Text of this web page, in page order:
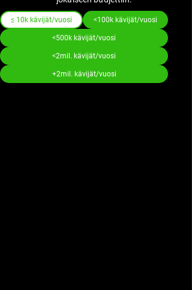
≤ 10k kävijät/vuosi <100k kävijät/vuosi
<500k kävijät/vuosi
<2mil. kävijät/vuosi
+2mil. kävijät/vuosi